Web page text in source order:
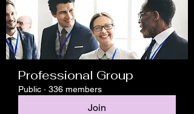
Professional Group
Public · 336 members
Join